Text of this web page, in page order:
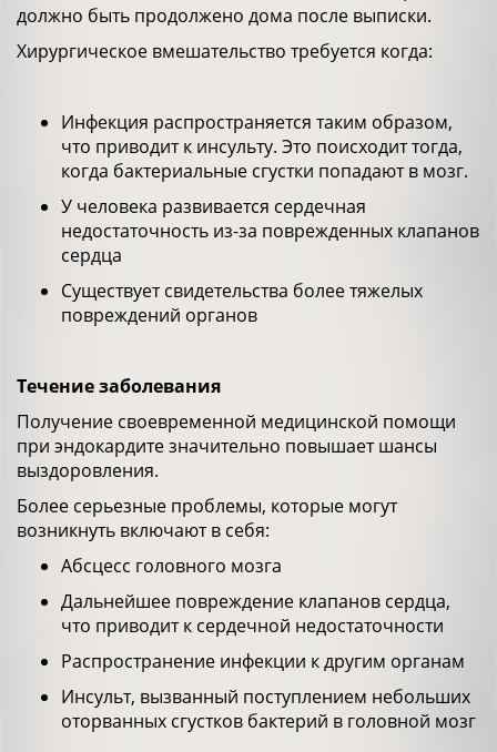
должно быть продолжено дома после выписки.
Хирургическое вмешательство требуется когда:
Инфекция распространяется таким образом,
что приводит к инсульту. Это поисходит тогда,
когда бактериальные сгустки попадают в мозг.
У человека развивается сердечная
недостаточность из-за поврежденных клапанов
сердца
Существует свидетельства более тяжелых
повреждений органов
Течение заболевания
Получение своевременной медицинской помощи
при эндокардите значительно повышает шансы
выздоровления.
Более серьезные проблемы, которые могут
возникнуть включают в себя:
Абсцесс головного мозга
Дальнейшее повреждение клапанов сердца,
что приводит к сердечной недостаточности
Распространение инфекции к другим органам
Инсульт, вызванный поступлением небольших
оторванных сгустков бактерий в головной мозг